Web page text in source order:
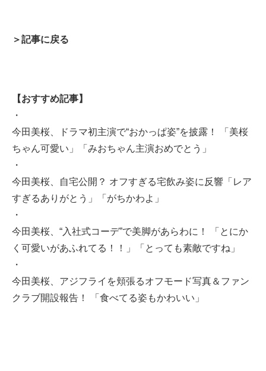
＞記事に戻る
【おすすめ記事】
・
今田美桜、ドラマ初主演で“おかっぱ姿”を披露！ 「美桜
ちゃん可愛い」「みおちゃん主演おめでとう」
・
今田美桜、自宅公開？ オフすぎる宅飲み姿に反響「レア
すぎるありがとう」「がちかわよ」
・
今田美桜、“入社式コーデ”で美脚があらわに！ 「とにか
く可愛いがあふれてる！！」「とっても素敵ですね」
・
今田美桜、アジフライを頬張るオフモード写真＆ファン
クラブ開設報告！ 「食べてる姿もかわいい」